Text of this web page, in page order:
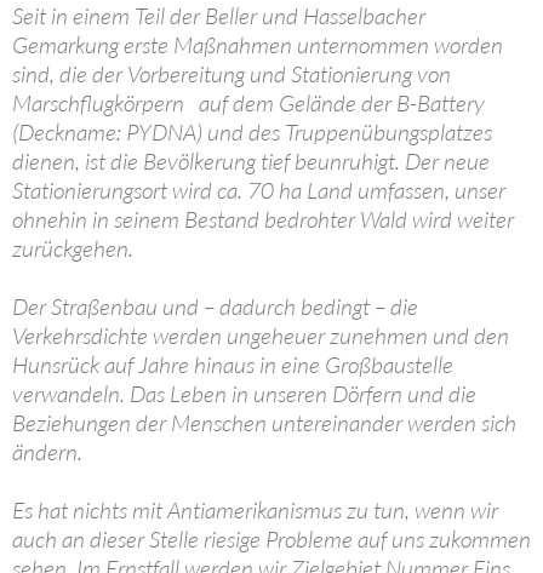
Seit in einem Teil der Beller und Hasselbacher
Gemarkung erste Maßnahmen unternommen worden
sind, die der Vorbereitung und Stationierung von
Marschflugkörpern auf dem Gelände der B-Battery
(Deckname: PYDNA) und des Truppenübungsplatzes
dienen, ist die Bevölkerung tief beunruhigt. Der neue
Stationierungsort wird ca. 70 ha Land umfassen, unser
ohnehin in seinem Bestand bedrohter Wald wird weiter
zurückgehen.
Der Straßenbau und – dadurch bedingt – die
Verkehrsdichte werden ungeheuer zunehmen und den
Hunsrück auf Jahre hinaus in eine Großbaustelle
verwandeln. Das Leben in unseren Dörfern und die
Beziehungen der Menschen untereinander werden sich
ändern.
Es hat nichts mit Antiamerikanismus zu tun, wenn wir
auch an dieser Stelle riesige Probleme auf uns zukommen